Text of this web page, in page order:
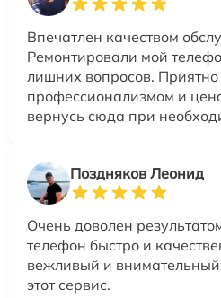
Впечатлен качеством
Ремонтировали мой
лишних вопросов.
профессионализмом и
вернусь сюда при
Поздняков Леонид
Очень доволен
телефон быстро и
вежливый и
этот сервис.